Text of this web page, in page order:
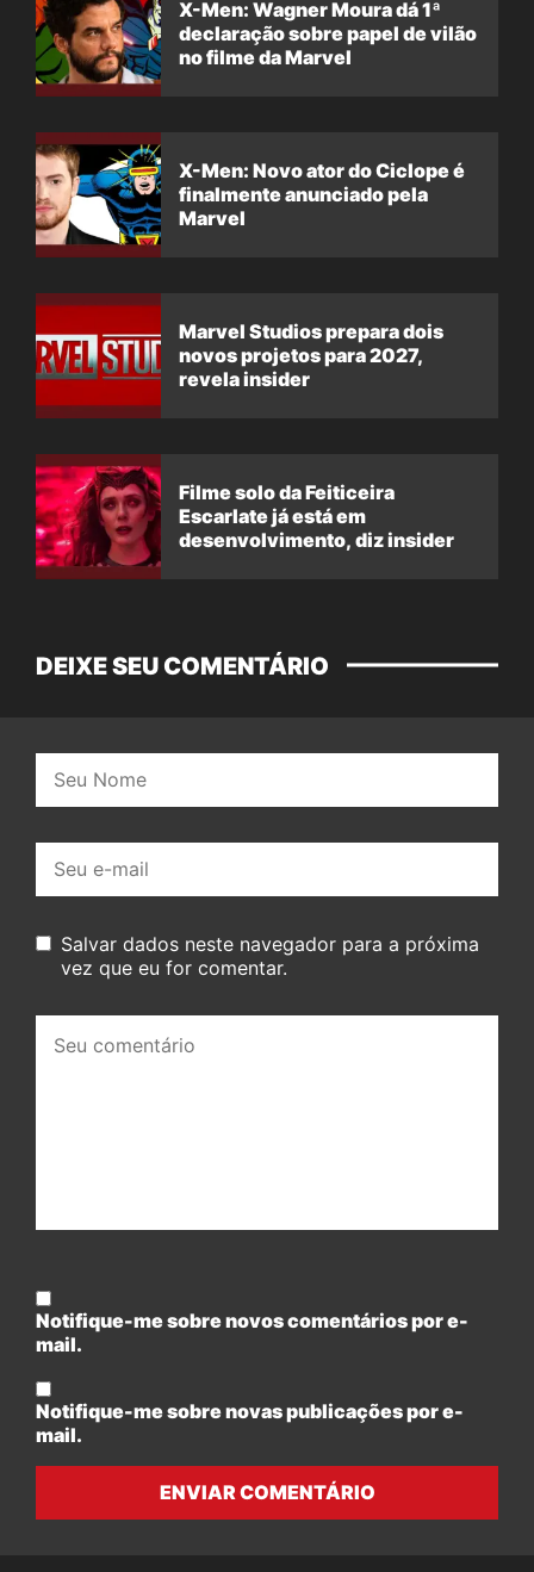
X-Men: Wagner Moura dá 1ª
declaração sobre papel de vilão
no filme da Marvel
X-Men: Novo ator do Ciclope é
finalmente anunciado pela
Marvel
Marvel Studios prepara dois
novos projetos para 2027,
revela insider
Filme solo da Feiticeira
Escarlate já está em
desenvolvimento, diz insider
DEIXE SEU COMENTÁRIO
mail:
Salvar dados neste navegador para a próxima
vez que eu for comentar.
comentário:
Notifique-me sobre novos comentários por e-
mail.
Notifique-me sobre novas publicações por e-
mail.
ENVIAR COMENTÁRIO